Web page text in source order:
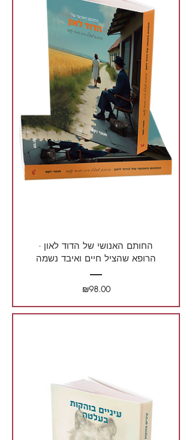
החותם האנושי של הדוד לאון -
הרופא שהציל חיים ואיבד נשמה
₪98.00מחיר